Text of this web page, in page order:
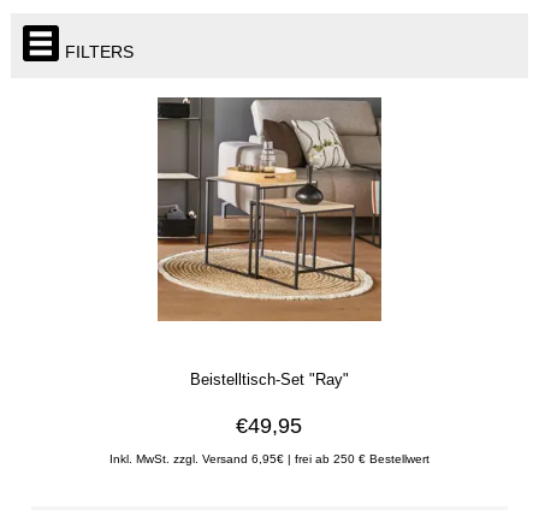
FILTERS
Beistelltisch-Set "Ray"
€49,95
Inkl. MwSt. zzgl. Versand 6,95€ | frei ab 250 € Bestellwert